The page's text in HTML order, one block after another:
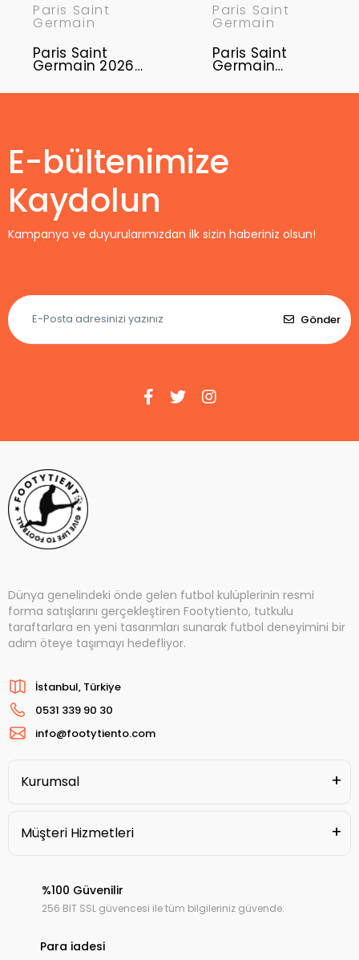
Paris Saint
Germain
Paris Saint
Germain 2026-
Takımı PSG-01
Paris Saint
Germain
Paris Saint
Germain
PSG-01
E-bültenimize
Kaydolun
Kampanya ve duyurularımızdan ilk sizin haberiniz olsun!
Gönder
Dünya genelindeki önde gelen futbol kulüplerinin resmi
forma satışlarını gerçekleştiren Footytiento, tutkulu
taraftarlara en yeni tasarımları sunarak futbol deneyimini bir
adım öteye taşımayı hedefliyor.
İstanbul, Türkiye
0531 339 90 30
info@footytiento.com
Kurumsal
Müşteri Hizmetleri
%100 Güvenilir
256 BIT SSL güvencesi ile tüm bilgileriniz güvende.
Para iadesi